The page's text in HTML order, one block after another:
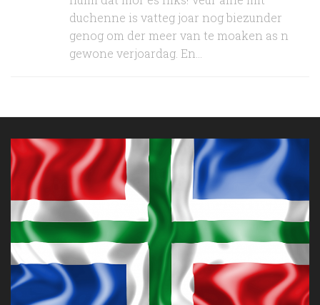
duchenne is vatteg joar nog biezunder
genog om der meer van te moaken as n
gewone verjoardag. En...